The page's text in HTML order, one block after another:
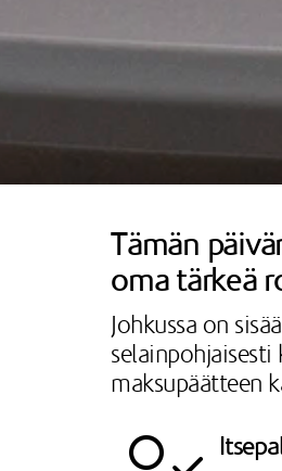
Tämän
oma tärkeä
Johkussa on
selainpohjaisesti
maksupäätteen